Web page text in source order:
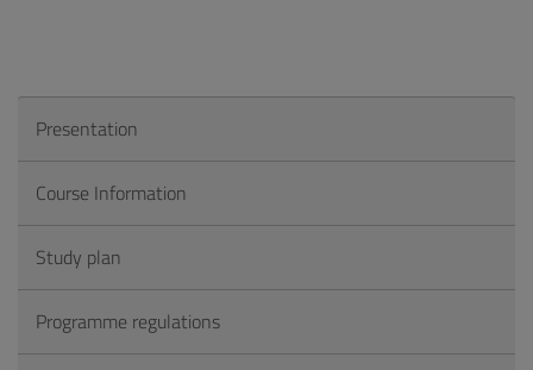
Presentation
Course Information
Study plan
Programme regulations